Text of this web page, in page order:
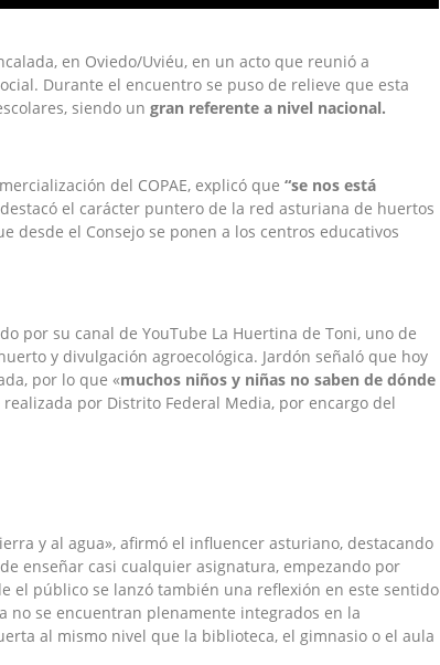
en Oviedo/Uviéu, en un acto que reunió a
Durante el encuentro se puso de relieve que esta
siendo un gran referente a nivel nacional.
del COPAE, explicó que “se nos está
el carácter puntero de la red asturiana de huertos
desde el Consejo se ponen a los centros educativos
por su canal de YouTube La Huertina de Toni, uno de
y divulgación agroecológica. Jardón señaló que hoy
por lo que «muchos niños y niñas no saben de dónde
por Distrito Federal Media, por encargo del
y al agua», afirmó el influencer asturiano, destacando
enseñar casi cualquier asignatura, empezando por
el público se lanzó también una reflexión en este sentido
no se encuentran plenamente integrados en la
al mismo nivel que la biblioteca, el gimnasio o el aula